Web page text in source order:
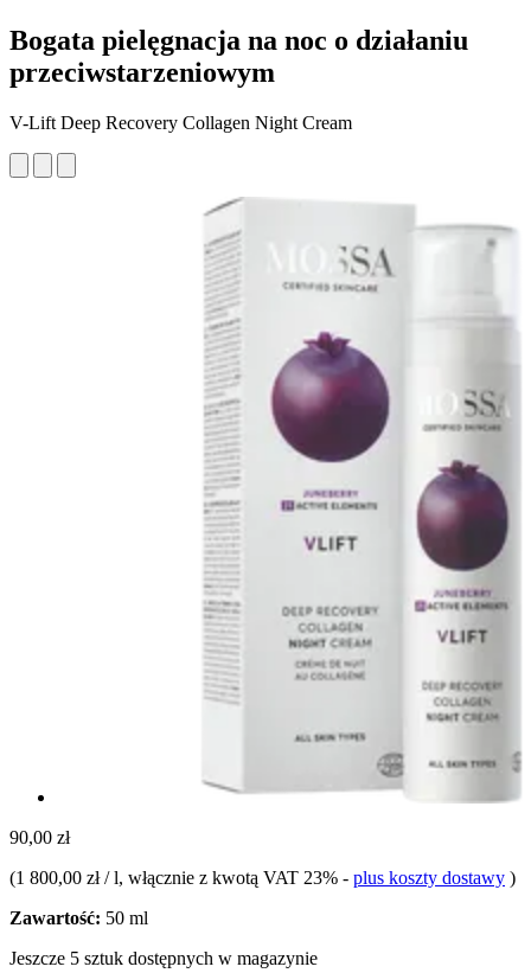
Bogata pielęgnacja na noc o działaniu
przeciwstarzeniowym
V-Lift Deep Recovery Collagen Night Cream
90,00 zł
(1 800,00 zł / l, włącznie z kwotą VAT 23% - plus koszty dostawy )
Zawartość: 50 ml
Jeszcze 5 sztuk dostępnych w magazynie